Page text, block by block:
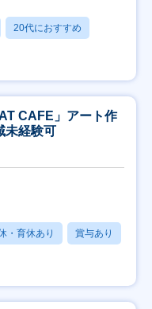
20代におすすめ
CAFE」アート作
未経験可
・育休あり 賞与あり